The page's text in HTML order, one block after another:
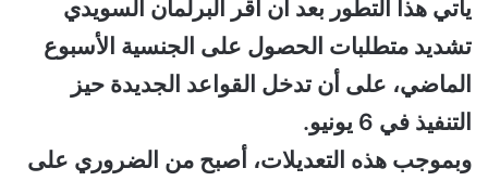
يأتي هذا التطور بعد أن أقر البرلمان السويدي
تشديد متطلبات الحصول على الجنسية الأسبوع
الماضي، على أن تدخل القواعد الجديدة حيز
التنفيذ في 6 يونيو.
وبموجب هذه التعديلات، أصبح من الضروري على